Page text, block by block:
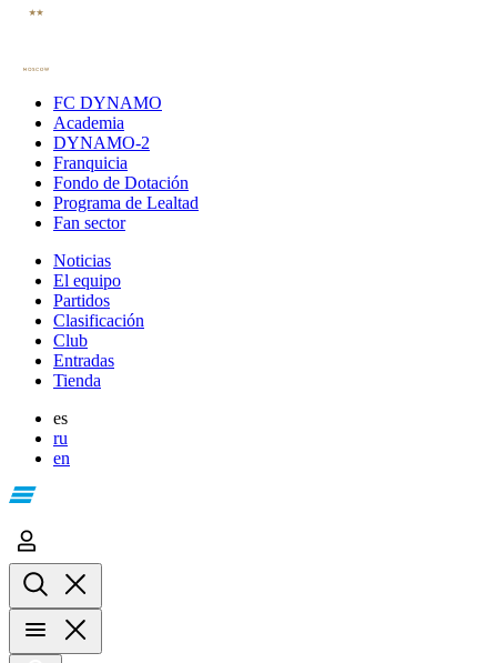
FC DYNAMO
Academia
DYNAMO-2
Franquicia
Fondo de Dotación
Programa de Lealtad
Fan sector
Noticias
El equipo
Partidos
Clasificación
Club
Entradas
Tienda
es
ru
en